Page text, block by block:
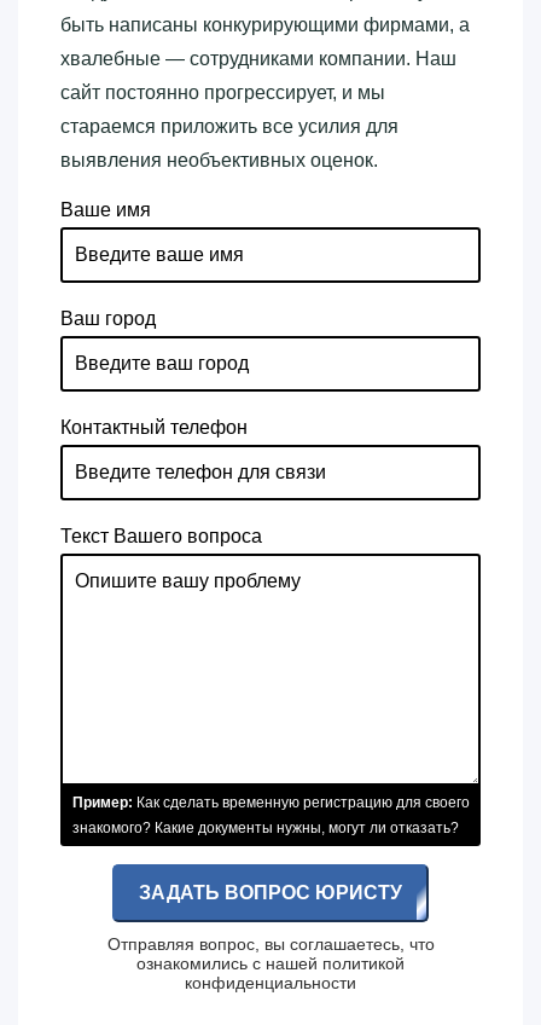
быть написаны конкурирующими фирмами, а
хвалебные — сотрудниками компании. Наш
сайт постоянно прогрессирует, и мы
стараемся приложить все усилия для
выявления необъективных оценок.
Ваше имя
Ваш город
Контактный телефон
Текст Вашего вопроса
Пример: Как сделать временную регистрацию для своего
знакомого? Какие документы нужны, могут ли отказать?
ЗАДАТЬ ВОПРОС ЮРИСТУ
Отправляя вопрос, вы соглашаетесь, что
ознакомились с нашей политикой
конфиденциальности